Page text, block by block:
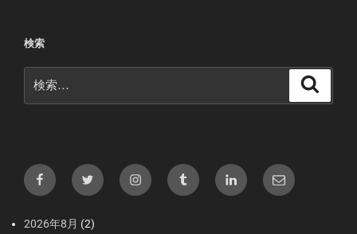
検索
索:
FacebookX（Twitter）Instagramtumblr LInkedIn メ
ー
2026年8月 (2)